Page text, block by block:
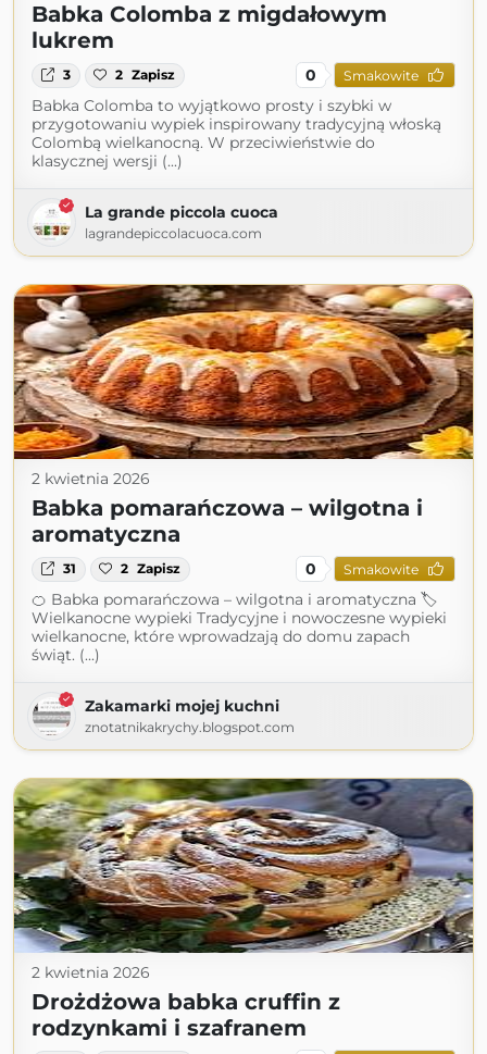
Babka Colomba z migdałowym
lukrem
3 2 Zapisz 0 Smakowite
Babka Colomba to wyjątkowo prosty i szybki w
przygotowaniu wypiek inspirowany tradycyjną włoską
Colombą wielkanocną. W przeciwieństwie do
klasycznej wersji (...)
La grande piccola cuoca
lagrandepiccolacuoca.com
2 kwietnia 2026
Babka pomarańczowa – wilgotna i
aromatyczna
31 2 Zapisz 0 Smakowite
🍊 Babka pomarańczowa – wilgotna i aromatyczna 🏷
Wielkanocne wypieki Tradycyjne i nowoczesne wypieki
wielkanocne, które wprowadzają do domu zapach
świąt. (...)
Zakamarki mojej kuchni
znotatnikakrychy.blogspot.com
2 kwietnia 2026
Drożdżowa babka cruffin z
rodzynkami i szafranem